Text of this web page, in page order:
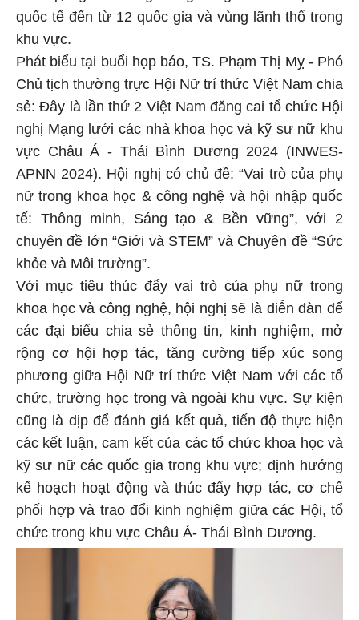
quốc tế đến từ 12 quốc gia và vùng lãnh thổ trong
khu vực.
Phát biểu tại buổi họp báo, TS. Phạm Thị Mỵ - Phó
Chủ tịch thường trực Hội Nữ trí thức Việt Nam chia
sẻ: Đây là lần thứ 2 Việt Nam đăng cai tổ chức Hội
nghị Mạng lưới các nhà khoa học và kỹ sư nữ khu
vực Châu Á - Thái Bình Dương 2024 (INWES-
APNN 2024). Hội nghị có chủ đề: “Vai trò của phụ
nữ trong khoa học & công nghệ và hội nhập quốc
tế: Thông minh, Sáng tạo & Bền vững”, với 2
chuyên đề lớn “Giới và STEM” và Chuyên đề “Sức
khỏe và Môi trường”.
Với mục tiêu thúc đẩy vai trò của phụ nữ trong
khoa học và công nghệ, hội nghị sẽ là diễn đàn để
các đại biểu chia sẻ thông tin, kinh nghiệm, mở
rộng cơ hội hợp tác, tăng cường tiếp xúc song
phương giữa Hội Nữ trí thức Việt Nam với các tổ
chức, trường học trong và ngoài khu vực. Sự kiện
cũng là dịp để đánh giá kết quả, tiến độ thực hiện
các kết luận, cam kết của các tổ chức khoa học và
kỹ sư nữ các quốc gia trong khu vực; định hướng
kế hoạch hoạt động và thúc đẩy hợp tác, cơ chế
phối hợp và trao đổi kinh nghiệm giữa các Hội, tổ
chức trong khu vực Châu Á- Thái Bình Dương.